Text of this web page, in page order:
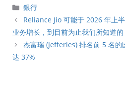
分
類
銀行
Reliance Jio 可能于 2026 年上
业务增长，到目前为止我们所知道的
杰富瑞 (Jefferies) 排名前 5 名的
达 37%